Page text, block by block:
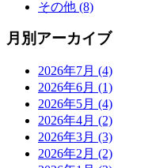
その他 (8)
月別アーカイブ
2026年7月 (4)
2026年6月 (1)
2026年5月 (4)
2026年4月 (2)
2026年3月 (3)
2026年2月 (2)